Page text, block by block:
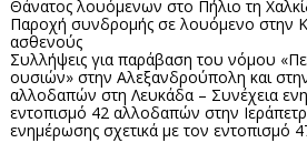
Θάνατος λουόμενων στο Πήλιο τη
Παροχή συνδρομής σε λουόμενο στην
ασθενούς
Συλλήψεις για παράβαση του νόμου
ουσιών» στην Αλεξανδρούπολη και
αλλοδαπών στη Λευκάδα – Συνέχεια
εντοπισμό 42 αλλοδαπών στην
ενημέρωσης σχετικά με τον εντοπισμό